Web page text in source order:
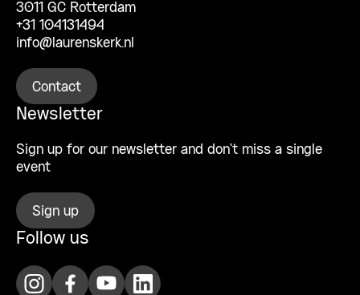
3011 GC Rotterdam
+31 104131494
info@laurenskerk.nl
Contact
Newsletter
Sign up for our newsletter and don’t miss a single
event
Sign up
Follow us